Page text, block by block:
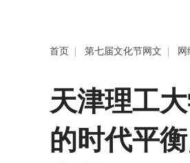
首页 第七届文化节网文 网
天津理工
的时代平